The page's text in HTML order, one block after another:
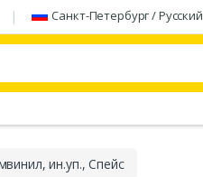
Санкт-Петербург / Русский
ин.уп., Спейс